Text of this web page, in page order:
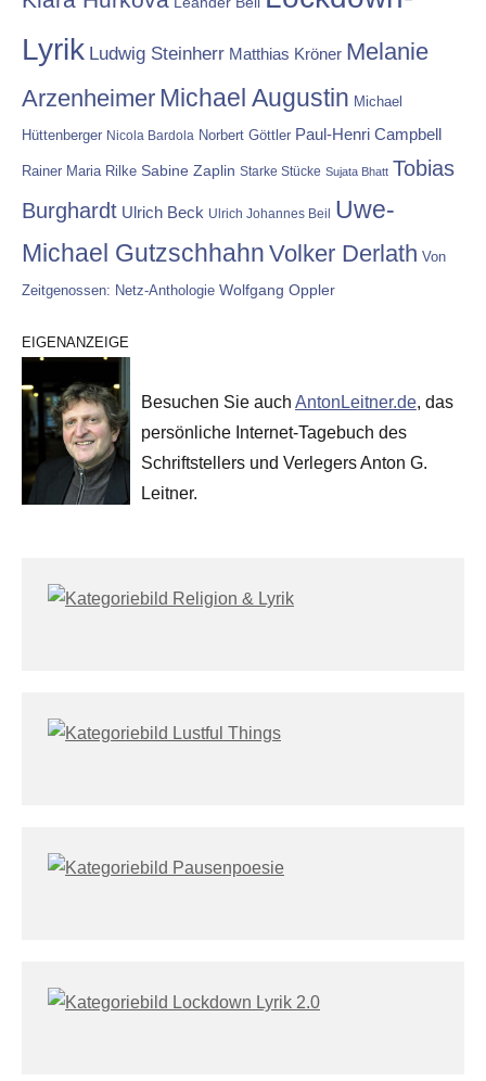
Lyrik Ludwig Steinherr Matthias Kröner Melanie
Arzenheimer Michael Augustin Michael
Hüttenberger Nicola Bardola Norbert Göttler Paul-Henri Campbell
Rainer Maria Rilke Sabine Zaplin Starke Stücke Sujata Bhatt Tobias
Burghardt Ulrich Beck Ulrich Johannes Beil Uwe-
Michael Gutzschhahn Volker Derlath Von
Zeitgenossen: Netz-Anthologie Wolfgang Oppler
EIGENANZEIGE
Besuchen Sie auch AntonLeitner.de, das
persönliche Internet-Tagebuch des
Schriftstellers und Verlegers Anton G.
Leitner.